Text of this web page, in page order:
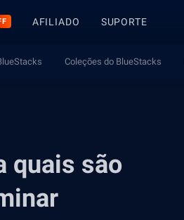
AFILIADO SUPORTE
Coleções do BlueStacks
quais são